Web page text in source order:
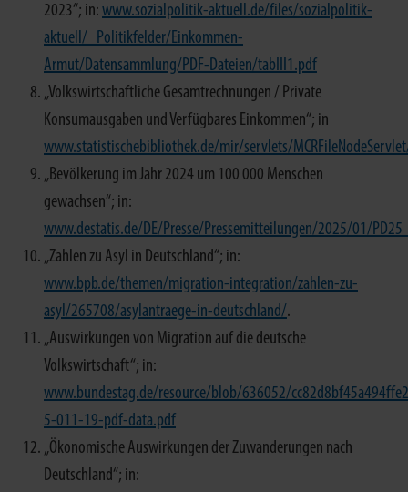
2023“; in: www.sozialpolitik-aktuell.de/files/sozialpolitik-
aktuell/_Politikfelder/Einkommen-
Armut/Datensammlung/PDF-Dateien/tabIII1.pdf
„Volkswirtschaftliche Gesamtrechnungen / Private
Konsumausgaben und Verfügbares Einkommen“; in
www.statistischebibliothek.de/mir/servlets/
„Bevölkerung im Jahr 2024 um 100 000 Menschen
gewachsen“; in:
www.destatis.de/DE/Presse/Pressemitteilungen/2025/01/
„Zahlen zu Asyl in Deutschland“; in:
www.bpb.de/themen/migration-integration/zahlen-zu-
asyl/265708/asylantraege-in-deutschland/.
„Auswirkungen von Migration auf die deutsche
Volkswirtschaft“; in:
www.bundestag.de/resource/blob/636052/
5-011-19-pdf-data.pdf
„Ökonomische Auswirkungen der Zuwanderungen nach
Deutschland“; in: